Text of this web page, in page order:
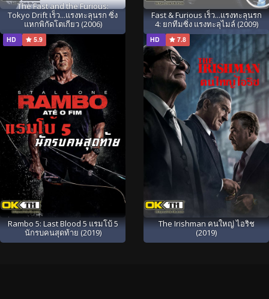
The Fast and the Furious:
Tokyo Drift เร็ว...แรงทะลุนรก ซิ่ง
แหกพิกัดโตเกียว (2006)
Fast & Furious เร็ว...แรงทะลุนรก
4: ยกทีมซิ่ง แรงทะลุไมล์ (2009)
HD 5.9
Rambo 5: Last Blood 5 แรมโบ้ 5
นักรบคนสุดท้าย (2019)
HD 7.8
The Irishman คนใหญ่ ไอริช
(2019)